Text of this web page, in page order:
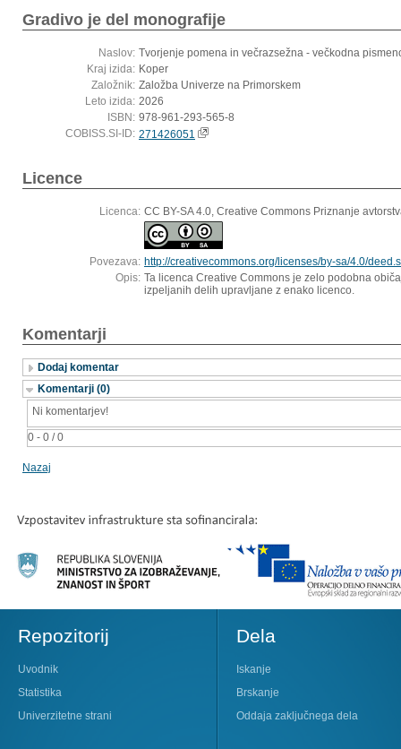
Gradivo je del monografije
Naslov: Tvorjenje pomena in večrazsežna - večkodna
Kraj izida: Koper
Založnik: Založba Univerze na Primorskem
Leto izida: 2026
ISBN: 978-961-293-565-8
COBISS.SI-ID: 271426051
Licence
Licenca: CC BY-SA 4.0, Creative Commons Priznanje
Povezava: http://creativecommons.org/licenses/by-sa/4.0/
Opis: Ta licenca Creative Commons je zelo podobna
izpeljanih delih upravljane z enako licenco.
Komentarji
Dodaj komentar
Komentarji (0)
0 - 0 / 0
Ni komentarjev!
Nazaj
Repozitorij
Uvodnik
Statistika
Univerzitetne strani
Dela
Iskanje
Brskanje
Oddaja zaključnega dela